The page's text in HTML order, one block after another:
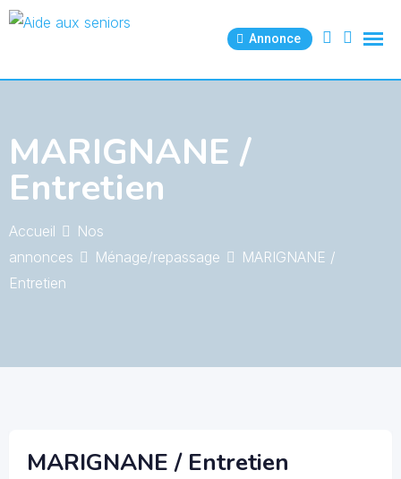
Skip
Annonce
MARIGNANE /
Entretien
Accueil
Nos
annonces
Ménage/repassage
MARIGNANE /
Entretien
MARIGNANE / Entretien